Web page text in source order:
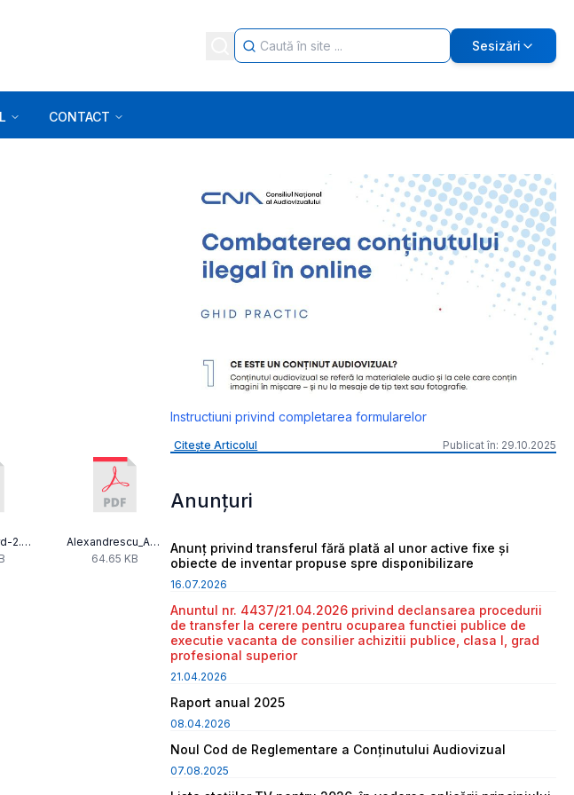
Sesizări
CONTACT
Maciu_Eduard-2.pdf
Alexandrescu_Adriana_-_Declaratie_avere_2023.pdf
64.65 KB
Instructiuni privind completarea formularelor
Citește Articolul Publicat în: 29.10.2025
Anunțuri
Anunț privind transferul fără plată al unor active fixe și
obiecte de inventar propuse spre disponibilizare
16.07.2026
Anuntul nr. 4437/21.04.2026 privind declansarea procedurii
de transfer la cerere pentru ocuparea functiei publice de
executie vacanta de consilier achizitii publice, clasa I, grad
profesional superior
21.04.2026
Raport anual 2025
08.04.2026
Noul Cod de Reglementare a Conținutului Audiovizual
07.08.2025